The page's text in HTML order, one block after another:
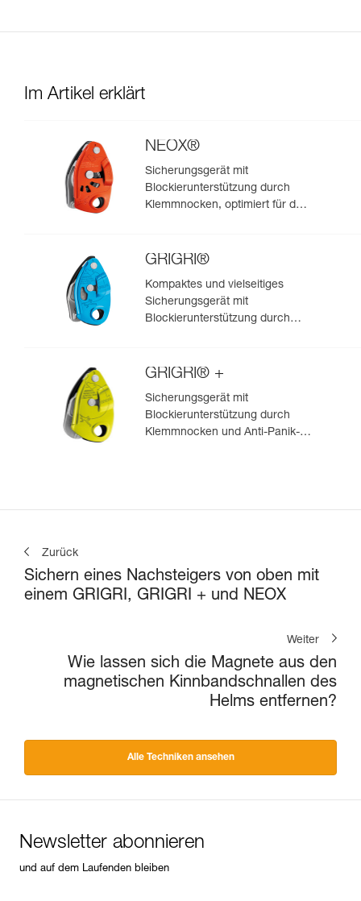
Im Artikel erklärt
NEOX®
Sicherungsgerät mit
Blockierunterstützung durch
Klemmnocken, optimiert für das
GRIGRI®
Kompaktes und vielseitiges
Sicherungsgerät mit
Blockierunterstützung durch
GRIGRI® +
Sicherungsgerät mit
Blockierunterstützung durch
Klemmnocken und Anti-Panik-
Zurück
Sichern eines Nachsteigers von oben mit
einem GRIGRI, GRIGRI + und NEOX
Weiter
Wie lassen sich die Magnete aus den
magnetischen Kinnbandschnallen des
Helms entfernen?
Alle Techniken ansehen
Newsletter abonnieren
und auf dem Laufenden bleiben